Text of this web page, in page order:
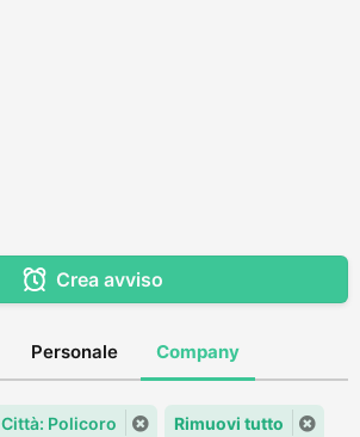
Crea avviso
Personale Company
Città: Policoro Rimuovi tutto